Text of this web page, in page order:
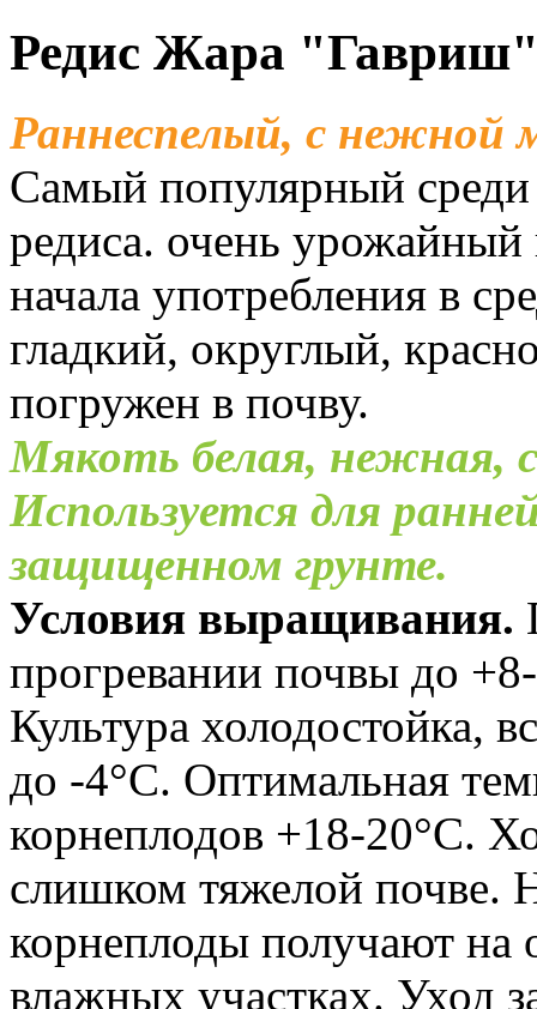
Редис Жара
Раннеспелый, с нежной
Самый популярный среди
редиса. очень
начала употребления в
гладкий, округлый,
погружен в почву.
Мякоть белая, нежная,
Используется для
защищенном грунте.
Условия выращивания.
прогревании почвы до
Культура холодостойка,
до -4°С. Оптимальная
корнеплодов +18-20°С.
слишком тяжелой почве.
корнеплоды получают на
влажных участках. Уход